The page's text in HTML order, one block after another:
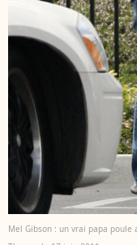
Mel Gibson : un vrai papa